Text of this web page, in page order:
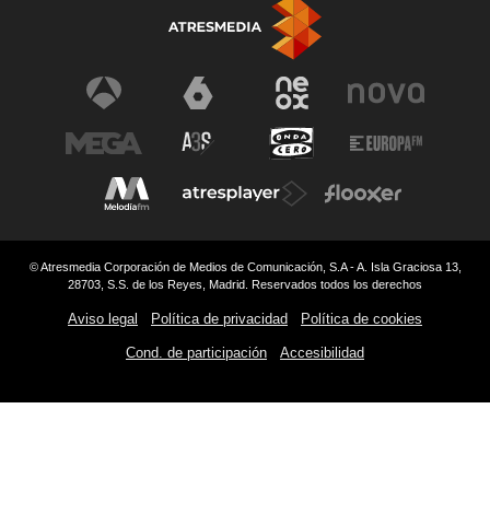
© Atresmedia Corporación de Medios de Comunicación, S.A - A. Isla Graciosa 13,
28703, S.S. de los Reyes, Madrid. Reservados todos los derechos
Aviso legal Política de privacidad Política de cookies
Cond. de participación Accesibilidad